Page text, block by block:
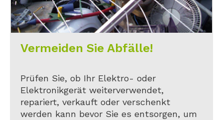
Vermeiden Sie Abfälle!
Prüfen Sie, ob Ihr Elektro- oder
Elektronikgerät weiterverwendet,
repariert, verkauft oder verschenkt
werden kann bevor Sie es entsorgen, um